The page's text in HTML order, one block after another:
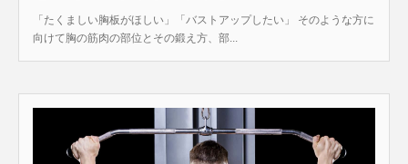
「たくましい胸板がほしい」「バストアップしたい」 そのような方に
向けて胸の筋肉の部位とその鍛え方、部...